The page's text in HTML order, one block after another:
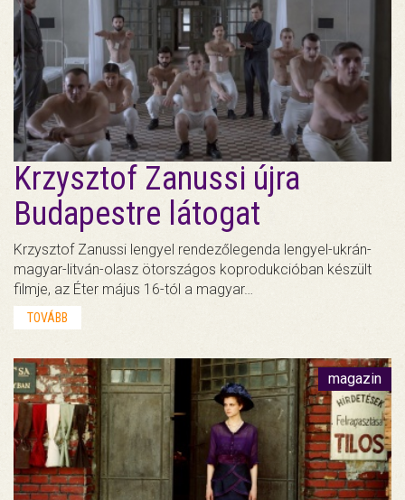
Krzysztof Zanussi újra
Budapestre látogat
Krzysztof Zanussi lengyel rendezőlegenda lengyel-ukrán-
magyar-litván-olasz ötországos koprodukcióban készült
filmje, az Éter május 16-tól a magyar…
TOVÁBB
magazin